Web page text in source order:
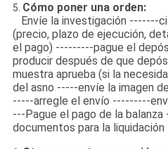
5. Cómo poner una orden:
Envíe la investigación -------
(precio, plazo de ejecución,
el pago) ---------pague el
producir después de que
muestra aprueba (si la
del asno -----envíe la imagen
-----arregle el envío ---------
---Pague el pago de la
documentos para la